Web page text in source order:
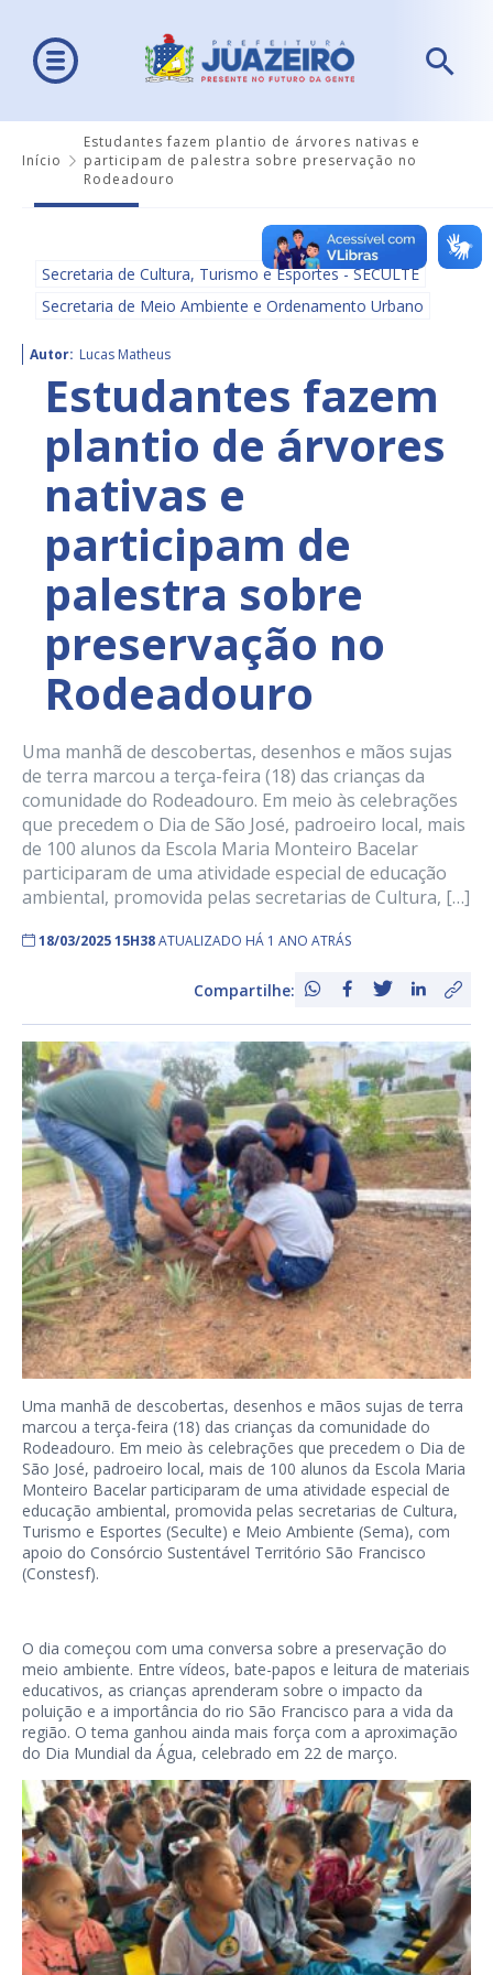
Início
Estudantes fazem plantio de árvores nativas e
participam de palestra sobre preservação no
Rodeadouro
Secretaria de Cultura, Turismo e Esportes - SECULTE
Secretaria de Meio Ambiente e Ordenamento Urbano
Autor: Lucas Matheus
Estudantes fazem
plantio de árvores
nativas e
participam de
palestra sobre
preservação no
Rodeadouro
Uma manhã de descobertas, desenhos e mãos sujas
de terra marcou a terça-feira (18) das crianças da
comunidade do Rodeadouro. Em meio às celebrações
que precedem o Dia de São José, padroeiro local, mais
de 100 alunos da Escola Maria Monteiro Bacelar
participaram de uma atividade especial de educação
ambiental, promovida pelas secretarias de Cultura, […]
18/03/2025 15H38ATUALIZADO HÁ 1 ANO ATRÁS
Compartilhe:
Uma manhã de descobertas, desenhos e mãos sujas de terra
marcou a terça-feira (18) das crianças da comunidade do
Rodeadouro. Em meio às celebrações que precedem o Dia de
São José, padroeiro local, mais de 100 alunos da Escola Maria
Monteiro Bacelar participaram de uma atividade especial de
educação ambiental, promovida pelas secretarias de Cultura,
Turismo e Esportes (Seculte) e Meio Ambiente (Sema), com
apoio do Consórcio Sustentável Território São Francisco
(Constesf).
O dia começou com uma conversa sobre a preservação do
meio ambiente. Entre vídeos, bate-papos e leitura de materiais
educativos, as crianças aprenderam sobre o impacto da
poluição e a importância do rio São Francisco para a vida da
região. O tema ganhou ainda mais força com a aproximação
do Dia Mundial da Água, celebrado em 22 de março.